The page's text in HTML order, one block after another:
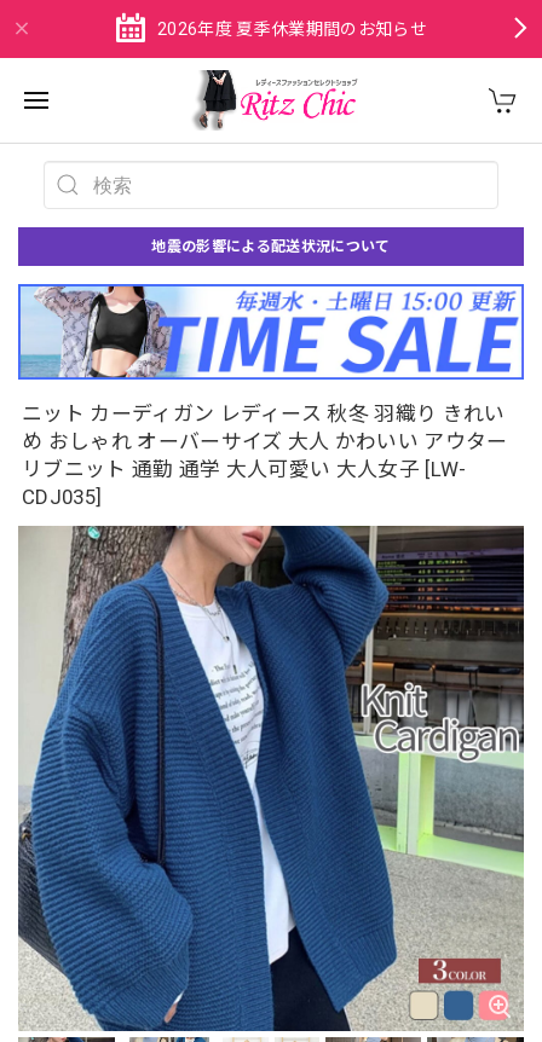
2026年度 夏季休業期間のお知らせ
地震の影響による配送状況について
ニット カーディガン レディース 秋冬 羽織り きれい
め おしゃれ オーバーサイズ 大人 かわいい アウター
リブニット 通勤 通学 大人可愛い 大人女子 [LW-
CDJ035]